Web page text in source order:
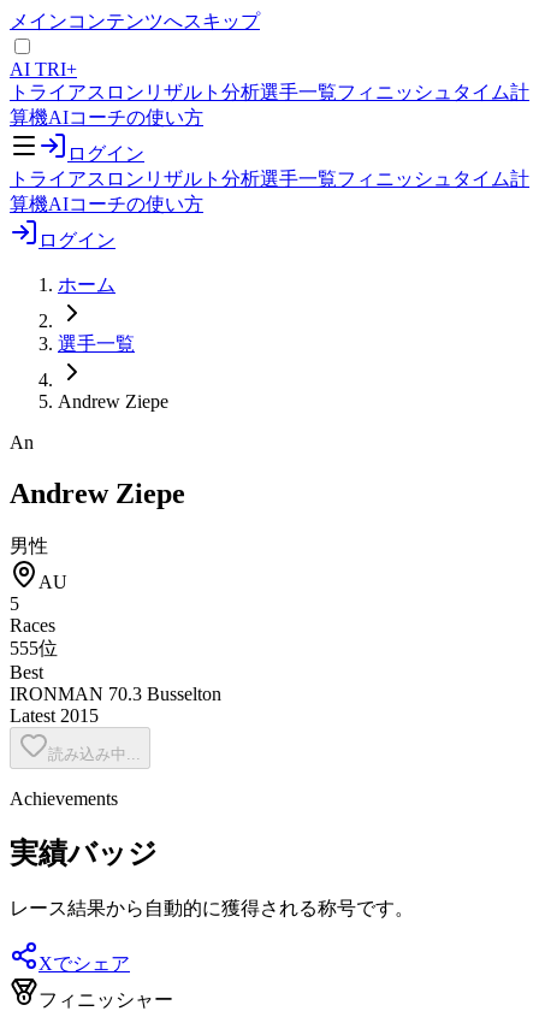
メインコンテンツへスキップ
AI TRI+
トライアスロンリザルト分析選手一覧フィニッシュタイム計
算機AIコーチの使い方
ログイン
トライアスロンリザルト分析選手一覧フィニッシュタイム計
算機AIコーチの使い方
ログイン
ホーム
選手一覧
Andrew Ziepe
An
Andrew Ziepe
男性
AU
5
Races
555位
Best
IRONMAN 70.3 Busselton
Latest 2015
読み込み中...
Achievements
実績バッジ
レース結果から自動的に獲得される称号です。
Xでシェア
フィニッシャー